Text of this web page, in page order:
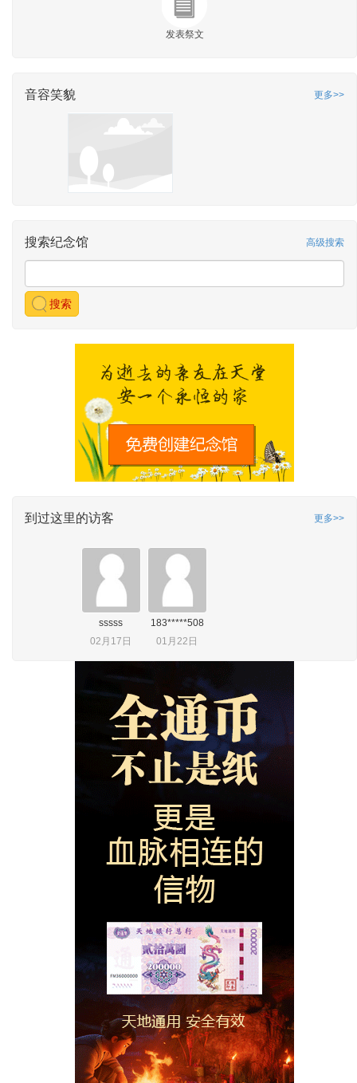
发表祭文
音容笑貌 更多>>
搜索纪念馆 高级搜索
搜索
到过这里的访客 更多>>
sssss
02月17日
183*****508
01月22日